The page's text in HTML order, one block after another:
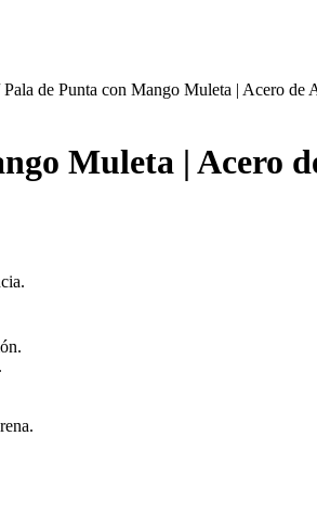
Pala de Punta con Mango Muleta | Acero de
Muleta | Acero